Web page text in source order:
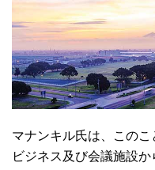
マナンキル氏は、この
ビジネス及び会議施設か